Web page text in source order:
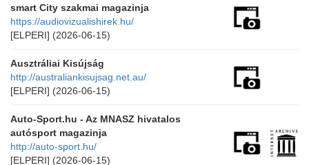
smart City szakmai magazinja
https://audiovizualishirek.hu/
[ELPERI] (2026-06-15)
Ausztráliai Kisújság
http://australiankisujsag.net.au/
[ELPERI] (2026-06-15)
Auto-Sport.hu - Az MNASZ hivatalos
autósport magazinja
http://auto-sport.hu/
[ELPERI] (2026-06-15)